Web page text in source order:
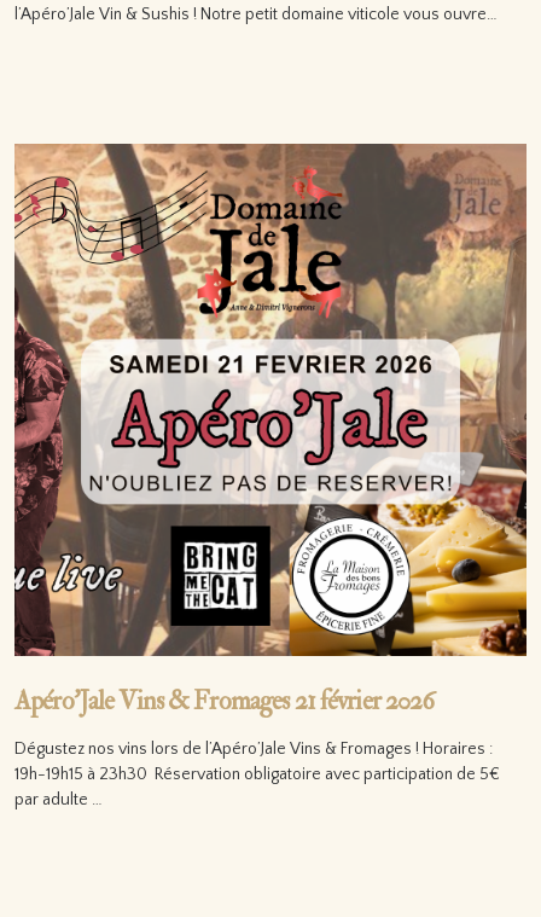
l’Apéro’Jale Vin & Sushis ! Notre petit domaine viticole vous ouvre…
Apéro’Jale Vins & Fromages 21 février 2026
Dégustez nos vins lors de l’Apéro’Jale Vins & Fromages ! Horaires :
19h-19h15 à 23h30 Réservation obligatoire avec participation de 5€
par adulte …